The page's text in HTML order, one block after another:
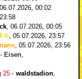
06.07.2026, 00:02
06.07.2026, 00:05
05.07.2026, 23:57
05.07.2026, 23:56
- Eisen
25 - waldstadion